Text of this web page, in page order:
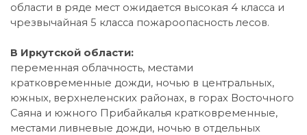
области в ряде мест ожидается высокая 4 класса и
чрезвычайная 5 класса пожароопасность лесов.
В Иркутской области:
переменная облачность, местами
кратковременные дожди, ночью в центральных,
южных, верхнеленских районах, в горах Восточного
Саяна и южного Прибайкалья кратковременные,
местами ливневые дожди, ночью в отдельных